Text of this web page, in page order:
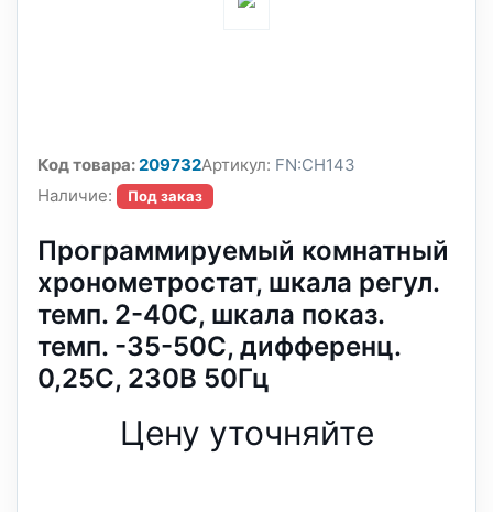
Код товара:209732Артикул: FN:CH143
Наличие:
Под заказ
Программируемый комнатный
хронометростат, шкала регул.
темп. 2-40C, шкала показ.
темп. -35-50C, дифференц.
0,25C, 230В 50Гц
Цену уточняйте